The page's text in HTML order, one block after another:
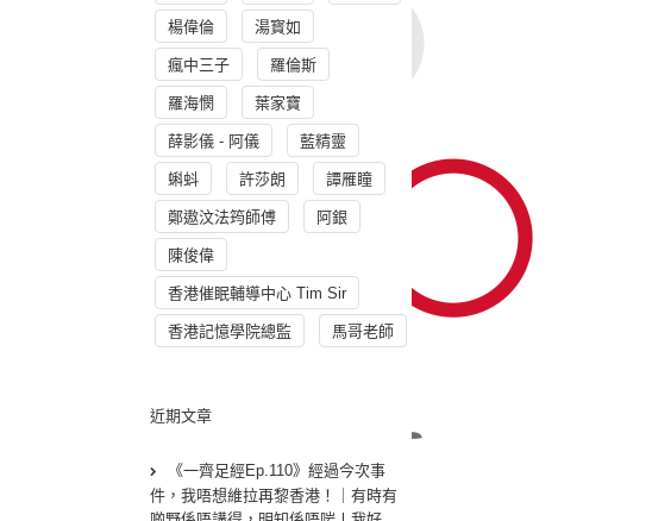
楊偉倫 湯寳如
瘋中三子 羅倫斯
羅海憫 葉家寶
薛影儀 - 阿儀 藍精靈
蝌蚪 許莎朗 譚雁瞳
鄭遨汶法筠師傅 阿銀
陳俊偉
香港催眠輔導中心 Tim Sir
香港記憶學院總監 馬哥老師
近期文章
《一齊足經Ep.110》經過今次事
件，我唔想維拉再黎香港！｜有時有